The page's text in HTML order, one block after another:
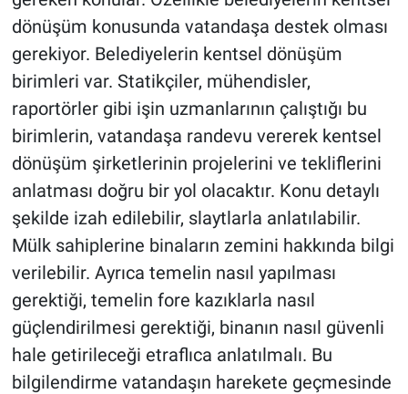
dönüşüm konusunda vatandaşa destek olması
gerekiyor. Belediyelerin kentsel dönüşüm
birimleri var. Statikçiler, mühendisler,
raportörler gibi işin uzmanlarının çalıştığı bu
birimlerin, vatandaşa randevu vererek kentsel
dönüşüm şirketlerinin projelerini ve tekliflerini
anlatması doğru bir yol olacaktır. Konu detaylı
şekilde izah edilebilir, slaytlarla anlatılabilir.
Mülk sahiplerine binaların zemini hakkında bilgi
verilebilir. Ayrıca temelin nasıl yapılması
gerektiği, temelin fore kazıklarla nasıl
güçlendirilmesi gerektiği, binanın nasıl güvenli
hale getirileceği etraflıca anlatılmalı. Bu
bilgilendirme vatandaşın harekete geçmesinde